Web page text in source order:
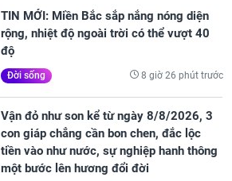
TIN MỚI: Miền Bắc sắp nắng nóng diện
rộng, nhiệt độ ngoài trời có thể vượt 40
độ
Đời sống 8 giờ 26 phút trước
Vận đỏ như son kể từ ngày 8/8/2026, 3
con giáp chẳng cần bon chen, đắc lộc
tiền vào như nước, sự nghiệp hanh thông
một bước lên hương đổi đời